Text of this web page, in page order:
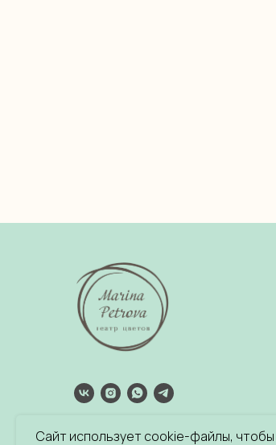
Сайт использует cookie-файлы, чтобы
политика обработки персональных